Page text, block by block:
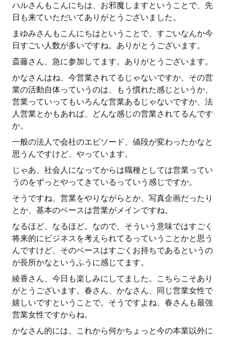
ハルさんもこんにちは、お邪魔しますということで、先
日も来ていただいてありがとうございました。
まゆみさんもこんにちはということで、すごいなんか今
日すごい人数が多いですね。ありがとうございます。
斎藤さん、急に参加してます。ありがとうございます。
かなさんはね、今営業されてるじゃないですか、その営
業の活動自体っていうのは、もう慣れた感じというか、
営業っていってもいろんな営業あるじゃないですか、法
人営業とかもあれば、どんな感じの営業されてるんです
か。
一般の法人で会社のエピソード、値段が変わったかなと
思うんですけど、やっています。
じゃあ、社会人になってからは職種としては営業ってい
うのをずっとやってきているっていう感じですか。
そうですね、営業をやりながらとか、写真企画だったり
とか、基本のベースは営業がメインですね。
なるほど、なるほど。なので、そういう意味ではすごく
将来的にビジネスを考えられてるっていうことかと思う
んですけど、そのベースはすごくお持ちであるというの
が長所かなというふうに感じてます。
綾香さん、今日も楽しみにしてました。こちらこそあり
がとうございます。春さん、かなさん、同じ営業女性で
嬉しいですということで。そうですよね、春さんも最強
営業女性ですからね。
かなさん的には、これから何かちょっと今の本業以外に